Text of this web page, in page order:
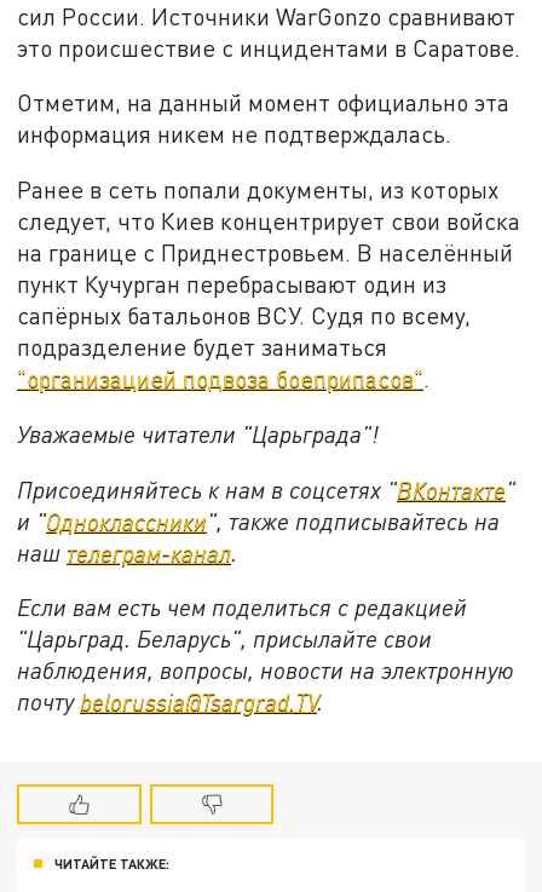
сил России. Источники WarGonzo сравнивают
это происшествие с инцидентами в Саратове.
Отметим, на данный момент официально эта
информация никем не подтверждалась.
Ранее в сеть попали документы, из которых
следует, что Киев концентрирует свои войска
на границе с Приднестровьем. В населённый
пункт Кучурган перебрасывают один из
сапёрных батальонов ВСУ. Судя по всему,
подразделение будет заниматься
"организацией подвоза боеприпасов".
Уважаемые читатели "Царьграда"!
Присоединяйтесь к нам в соцсетях "ВКонтакте"
и "Одноклассники", также подписывайтесь на
наш телеграм-канал
Если вам есть чем поделиться с редакцией
"Царьград. Беларусь", присылайте свои
наблюдения, вопросы, новости на электронную
почту belorussia@Tsargrad.TV.
ЧИТАЙТЕ ТАКЖЕ: